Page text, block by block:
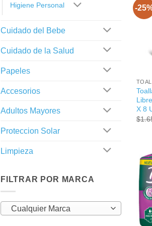
Higiene Personal
Cuidado del Bebe
Cuidado de la Salud
Papeles
Accesorios
Adultos Mayores
Proteccion Solar
Limpieza
FILTRAR POR MARCA
Cualquier Marca
-
X 8
$
+